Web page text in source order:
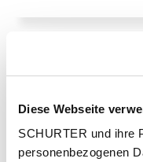
Diese Webseite
SCHURTER und ihre
personenbezogenen